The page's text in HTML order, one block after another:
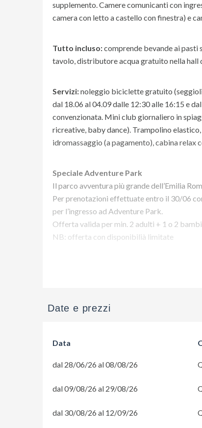
supplemento. Camere comunicanti con
camera con letto a castello con finestra) e
Tutto incluso:comprende bevande ai pasti
tavolo, distributore acqua gratuito nella hall
Servizi:noleggio biciclette gratuito
dal 18.06 al 04.09 dalle 12:30 alle 16:15 e
convenzionata. Mini club giornaliero in
ricreative, baby dance). Trampolino elastico,
idromassaggio (a pagamento), cabina relax
Speciale Adventure Park
Il parco avventura più grande dell’Emilia
Per prenotazioni effettuate entro il 30/06
per l’ingresso ad Adventure Park.
Offerta valida per min. 2 adulti + 1 o 2
NB: offerta con disponibilià limitate
Date e prezzi
Data
dal 28/06/26 al 08/08/26
dal 09/08/26 al 29/08/26
dal 30/08/26 al 12/09/26